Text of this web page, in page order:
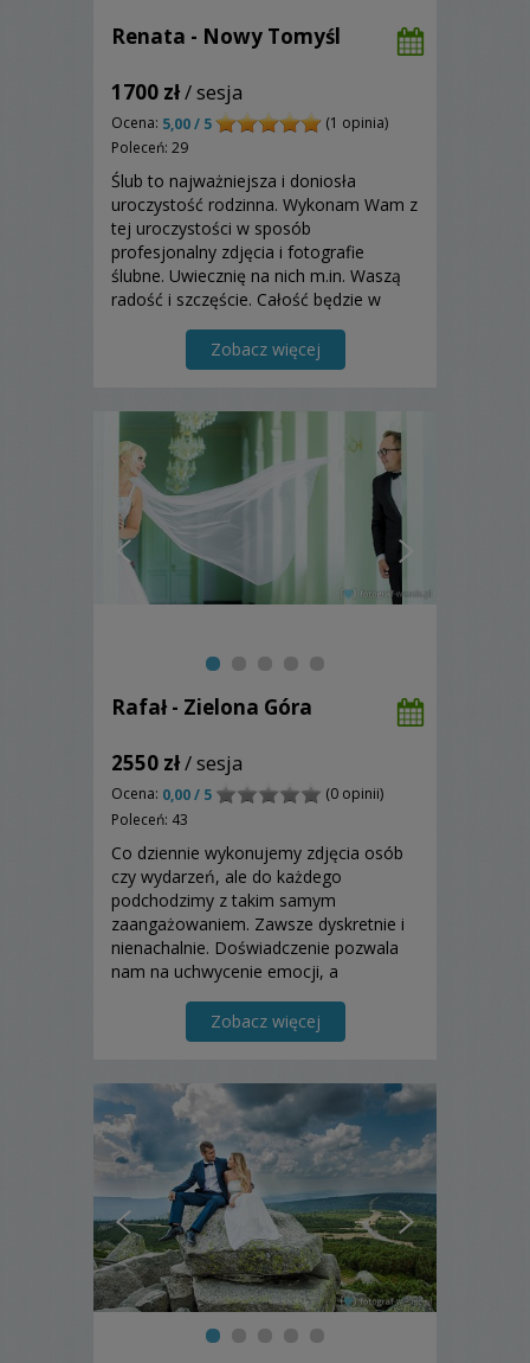
Renata - Nowy Tomyśl
1700 zł/ sesja
Ocena: 5,00 / 5
(1 opinia)
Poleceń: 29
Ślub to najważniejsza i doniosła
uroczystość rodzinna. Wykonam Wam z
tej uroczystości w sposób
profesjonalny zdjęcia i fotografie
ślubne. Uwiecznię na nich m.in. Waszą
radość i szczęście. Całość będzie w
fotoalbumu. Zapraszam do
skorzystania z mojej oferty!
Zobacz więcej
Rafał - Zielona Góra
2550 zł/ sesja
Ocena: 0,00 / 5
(0 opinii)
Poleceń: 43
Co dziennie wykonujemy zdjęcia osób
czy wydarzeń, ale do każdego
podchodzimy z takim samym
zaangażowaniem. Zawsze dyskretnie i
nienachalnie. Doświadczenie pozwala
nam na uchwycenie emocji, a
Zobacz więcej